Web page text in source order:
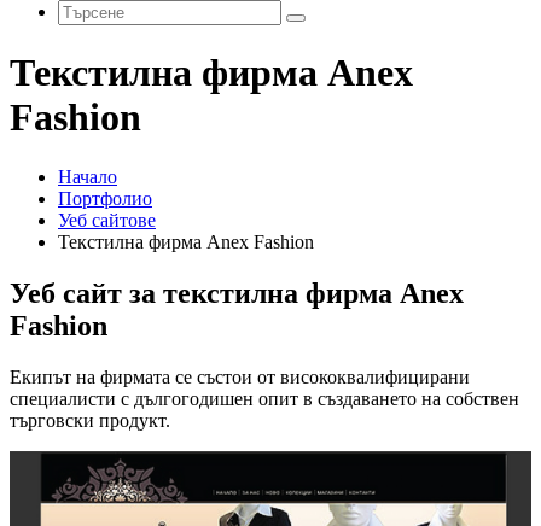
Текстилна фирма Anex
Fashion
Начало
Портфолио
Уеб сайтове
Текстилна фирма Anex Fashion
Уеб сайт за текстилна фирма Anex
Fashion
Екипът на фирмата се състои от висококвалифицирани
специалисти с дългогодишен опит в създаването на собствен
търговски продукт.